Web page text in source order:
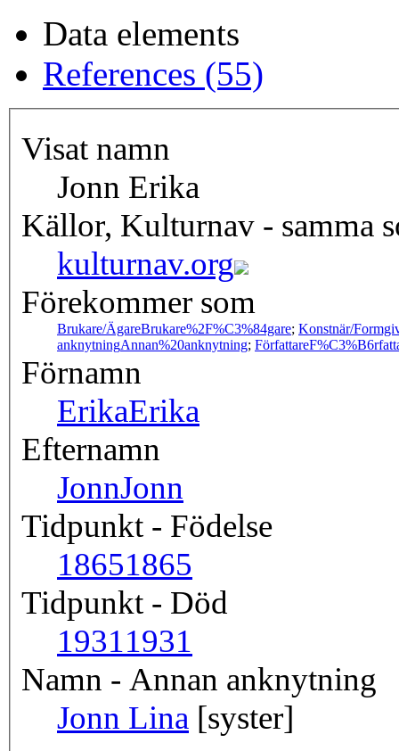
Data elements
References (55)
Visat namn
Jonn Erika
Källor, Kulturnav - samma
kulturnav.org
Förekommer som
Brukare/ÄgareBrukare%2F%C3%84gare; Konstnär/
anknytningAnnan%20anknytning; Författare
Förnamn
ErikaErika
Efternamn
JonnJonn
Tidpunkt - Födelse
18651865
Tidpunkt - Död
19311931
Namn - Annan anknytning
Jonn Lina [syster]